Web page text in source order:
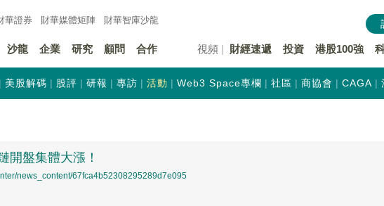
華證券 財華媒體矩陣 財華智庫沙龍
沙龍 企業 研究 顧問 合作 視頻 財經速遞 投資 港股100強
美股解碼 股評 研報 專訪 活動 Web3 Space專欄 社區 商協會 CAGA
開盤集體大漲！
news_content/67fca4b52308295289d7e095